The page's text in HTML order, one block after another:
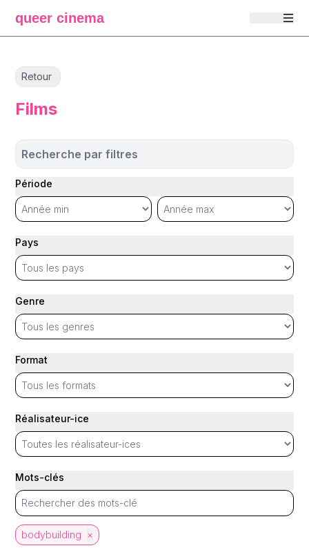
queer cinema
Retour
Films
Recherche par filtres
Période
Pays
Genre
Format
Réalisateur-ice
Mots-clés
bodybuilding ×